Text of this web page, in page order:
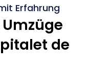
Erfahrung
de